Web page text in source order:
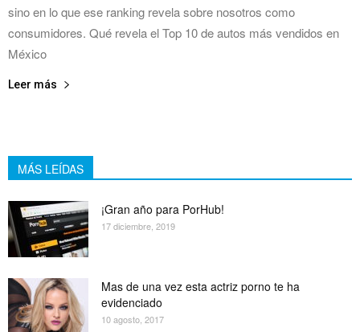
sino en lo que ese ranking revela sobre nosotros como
consumidores. Qué revela el Top 10 de autos más vendidos en
México
Leer más
MÁS LEÍDAS
¡Gran año para PorHub!
17 diciembre, 2019
Mas de una vez esta actriz porno te ha
evidenciado
10 agosto, 2017